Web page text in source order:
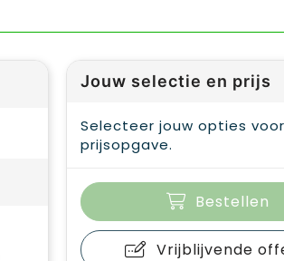
Jouw selectie en prijs
Selecteer jouw opties
prijsopgave.
Bestellen
Vrijblijvende